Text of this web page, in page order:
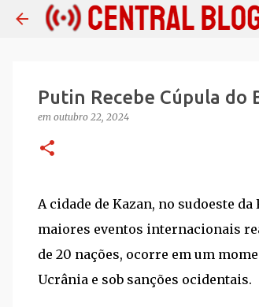
Putin Recebe Cúpula do
em outubro 22, 2024
A cidade de Kazan, no sudoeste
maiores eventos internacionais
de 20 nações, ocorre em um
Ucrânia e sob sanções ocidentais.